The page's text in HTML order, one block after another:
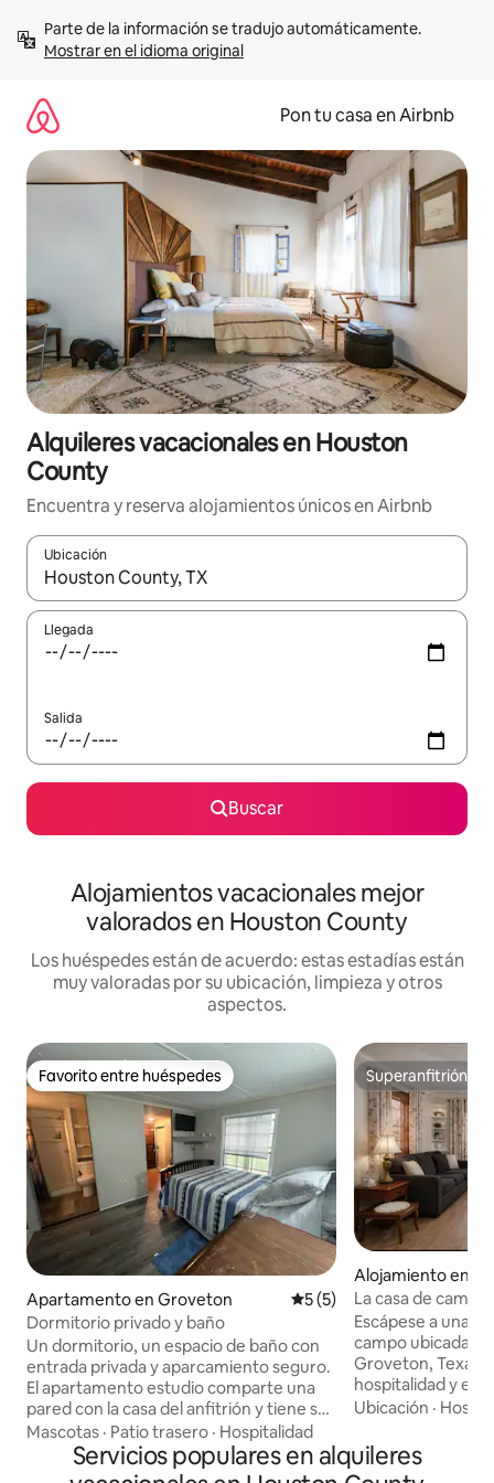
contenidoMostrar en el idioma original
Pon tu casa en Airbnb
Alquileres vacacionales en Houston
County
Encuentra y reserva alojamientos únicos en Airbnb
Ubicación
Cuando los resultados estén disponibles, navega con las
Llegada
Salida
Buscar
Alojamientos vacacionales mejor
valorados en Houston County
Los huéspedes están de acuerdo: estas estadías están
muy valoradas por su ubicación, limpieza y otros
aspectos.
Favorito entre huéspedes
Favorito entre huéspedes
Apartamento en Groveton Calificación promedio: 5
5 (5)
Dormitorio privado y baño
Un dormitorio, un espacio de baño con
entrada privada y aparcamiento seguro.
El apartamento estudio comparte una
pared con la casa del anfitrión y tiene su
propia entrada de escalera con
cerradura de puerta con teclado,
vestíbulo, amplio dormitorio con
Mascotas · Patio trasero · Hospitalidad
Superanfitrión
Superanfitrión
Alojamiento en
La casa de
Escápese a una
campo ubicada
Groveton, Texas,
hospitalidad y el
Ya sea que esté
refugio le ofrece
bajar el ritmo y
Ubicación ·
Servicios populares en alquileres